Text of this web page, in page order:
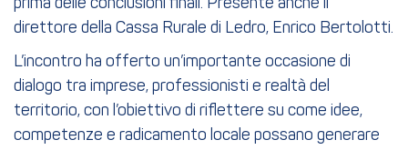
prima delle conclusioni finali. Presente anche il
direttore della Cassa Rurale di Ledro, Enrico Bertolotti.
L’incontro ha offerto un’importante occasione di
dialogo tra imprese, professionisti e realtà del
territorio, con l’obiettivo di riflettere su come idee,
competenze e radicamento locale possano generare